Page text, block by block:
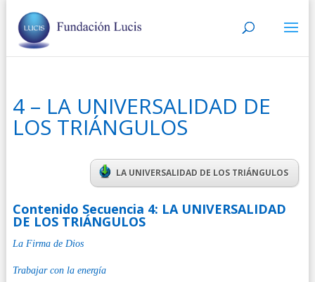
4 – LA UNIVERSALIDAD DE
LOS TRIÁNGULOS
LA UNIVERSALIDAD DE LOS TRIÁNGULOS
Contenido Secuencia 4: LA UNIVERSALIDAD
DE LOS TRIÁNGULOS
La Firma de Dios
Trabajar con la energía